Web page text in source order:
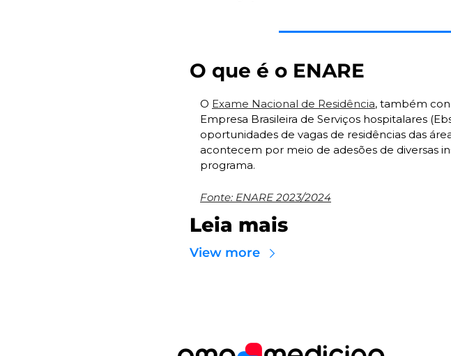
O que é o ENARE
O Exame Nacional de Residência, também
Empresa Brasileira de Serviços hospitalares
oportunidades de vagas de residências das
acontecem por meio de adesões de diversas
programa.
Fonte: ENARE 2023/2024
Leia mais
View more